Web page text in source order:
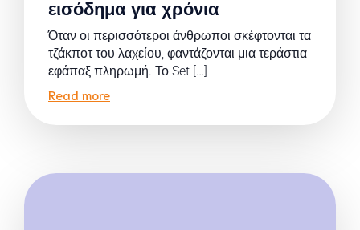
εισόδημα για χρόνια
Όταν οι περισσότεροι άνθρωποι σκέφτονται τα
τζάκποτ του λαχείου, φαντάζονται μια τεράστια
εφάπαξ πληρωμή. Το Set […]
Read more